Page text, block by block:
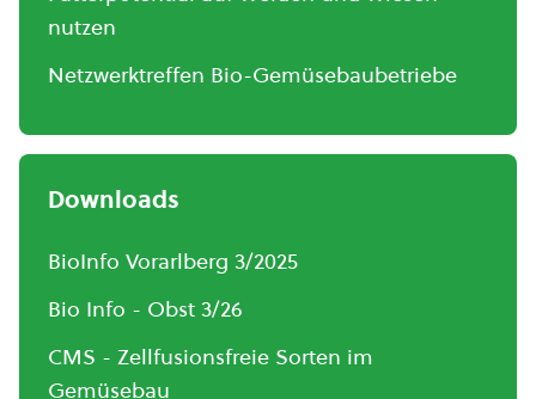
nutzen
Netzwerktreffen Bio-Gemüsebaubetriebe
Downloads
BioInfo Vorarlberg 3/2025
Bio Info - Obst 3/26
CMS - Zellfusionsfreie Sorten im
Gemüsebau